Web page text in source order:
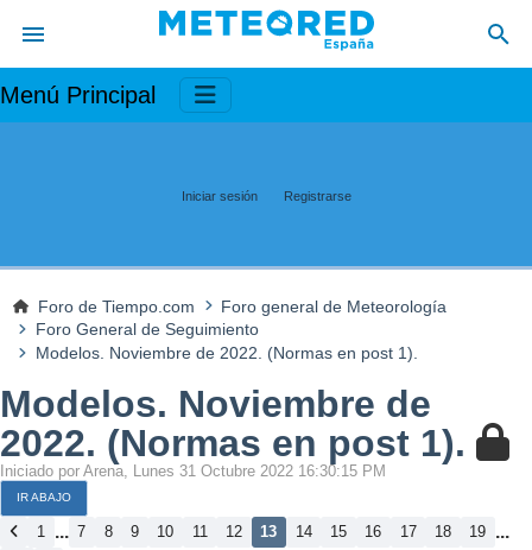
Menú Principal
Iniciar sesión Registrarse
Foro de Tiempo.com
Foro general de Meteorología
Foro General de Seguimiento
Modelos. Noviembre de 2022. (Normas en post 1).
Modelos. Noviembre de
2022. (Normas en post 1).
Iniciado por Arena, Lunes 31 Octubre 2022 16:30:15 PM
IR ABAJO
1 ... 7 8 9 10 11 12 13 14 15 16 17 18 19 ...